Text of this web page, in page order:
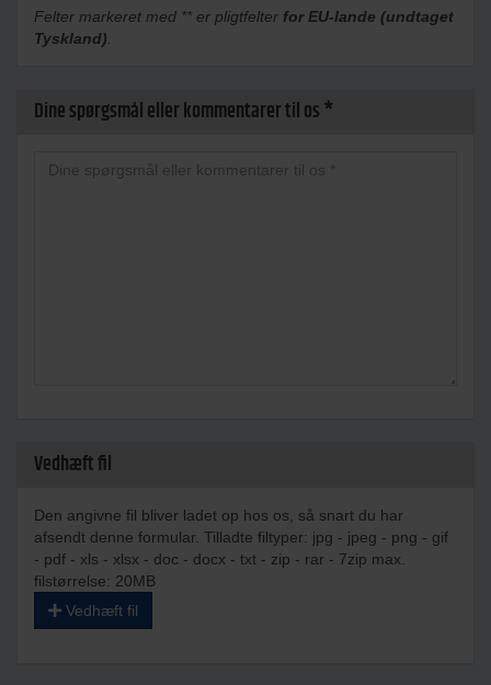
Felter markeret med ** er pligtfelter for EU-lande (undtaget
Tyskland)
Dine spørgsmål eller kommentarer til os *
Vedhæft fil
Den angivne fil bliver ladet op hos os, så snart du har
afsendt denne formular. Tilladte filtyper: jpg - jpeg - png - gif
- pdf - xls - xlsx - doc - docx - txt - zip - rar - 7zip max.
filstørrelse: 20MB
Vedhæft fil